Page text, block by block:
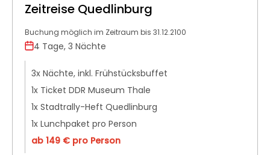
Zeitreise Quedlinburg
Buchung möglich im Zeitraum bis 31.12.2100
4 Tage, 3 Nächte
3x Nächte, inkl. Frühstücksbuffet
1x Ticket DDR Museum Thale
1x Stadtrally-Heft Quedlinburg
1x Lunchpaket pro Person
ab 149 € pro Person